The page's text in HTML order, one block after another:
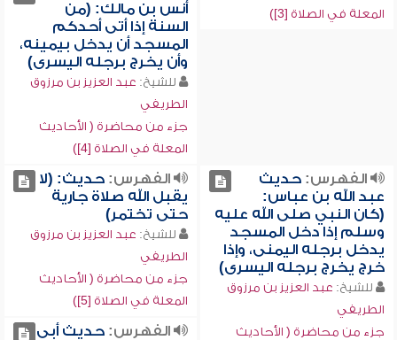
المعلة في الصلاة [3])
أنس بن مالك: (من
السنة إذا أتى أحدكم
المسجد أن يدخل بيمينه،
وأن يخرج برجله اليسرى)
للشيخ: عبد العزيز بن مرزوق
الطريفي
جزء من محاضرة ( الأحاديث
المعلة في الصلاة [4])
الفهرس:حديث
عبد الله بن عباس:
(كان النبي صلى الله عليه
وسلم إذا دخل المسجد
يدخل برجله اليمنى، وإذا
خرج يخرج برجله اليسرى)
للشيخ: عبد العزيز بن مرزوق
الطريفي
جزء من محاضرة ( الأحاديث
الفهرس:حديث: (لا
يقبل الله صلاة جارية
حتى تختمر)
للشيخ: عبد العزيز بن مرزوق
الطريفي
جزء من محاضرة ( الأحاديث
المعلة في الصلاة [5])
الفهرس:حديث أبي